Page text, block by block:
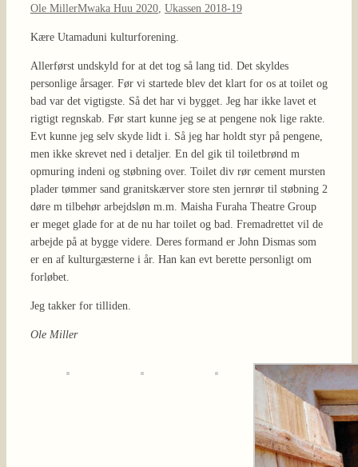
Ole MillerMwaka Huu 2020 Ukassen 2018-19
Kære Utamaduni kulturforening.
Allerførst undskyld for at det tog så lang tid. Det skyldes
personlige årsager. Før vi startede blev det klart for os at toilet og
bad var det vigtigste. Så det har vi bygget. Jeg har ikke lavet et
rigtigt regnskab. Før start kunne jeg se at pengene nok lige rakte.
Evt kunne jeg selv skyde lidt i. Så jeg har holdt styr på pengene,
men ikke skrevet ned i detaljer. En del gik til toiletbrønd m
opmuring indeni og støbning over. Toilet div rør cement mursten
plader tømmer sand granitskærver store sten jernrør til støbning 2
døre m tilbehør arbejdsløn m.m. Maisha Furaha Theatre Group
er meget glade for at de nu har toilet og bad. Fremadrettet vil de
arbejde på at bygge videre. Deres formand er John Dismas som
er en af kulturgæsterne i år. Han kan evt berette personligt om
forløbet.
Jeg takker for tilliden.
Ole Miller